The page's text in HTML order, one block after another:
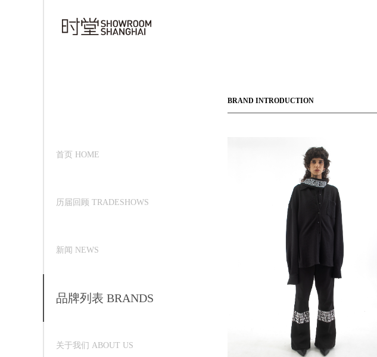
首页 HOME
历届回顾 TRADESHOWS
新闻 NEWS
品牌列表 BRANDS
关于我们 ABOUT US
BRAND INTRODUCTION